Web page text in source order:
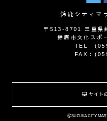
鈴鹿シティマ
〒513-8701 三重県
鈴鹿市文化スポ
TEL：
FAX：
サイト
ⓒSUZUKA CITY